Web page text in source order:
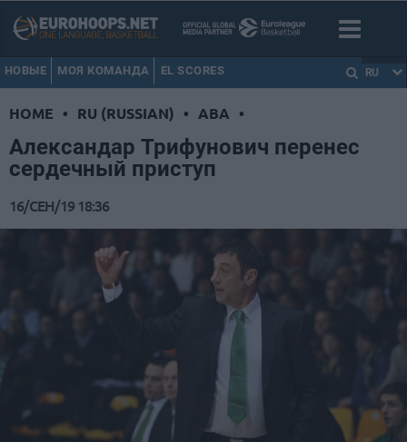
НОВЫЕ МОЯ КОМАНДА EL SCORES RU
HOME • RU (RUSSIAN) • ABA •
Александар Трифунович перенес
сердечный приступ
16/СЕН/19 18:36